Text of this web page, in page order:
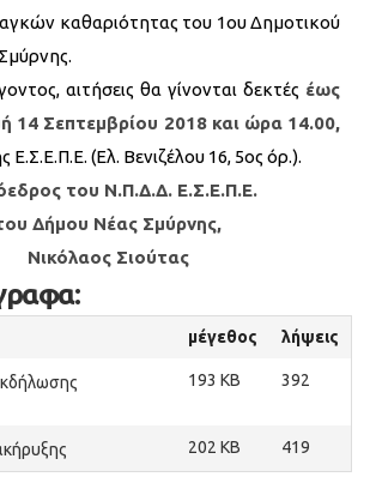
καθαριότητας του 1ου Δημοτικού
αιτήσεις θα γίνονται δεκτές έως
14 Σεπτεμβρίου 2018 και ώρα 14.00,
Ε.Σ.Ε.Π.Ε. (Ελ. Βενιζέλου 16, 5ος όρ.).
του Ν.Π.Δ.Δ. Ε.Σ.Ε.Π.Ε.
Δήμου Νέας Σμύρνης,
Νικόλαος Σιούτας
μέγεθος λήψεις
193 KB 392
202 KB 419